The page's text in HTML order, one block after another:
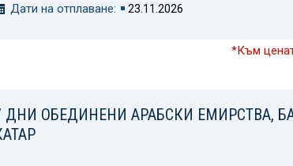
Дати на отплаване:
23.11.2026
*Към
ДНИ ОБЕДИНЕНИ АРАБСКИ ЕМИРСТВА,